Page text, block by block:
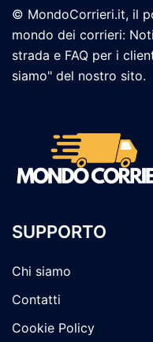
© MondoCorrieri.it, il
mondo dei corrieri:
strada e FAQ per i
siamo" del nostro sito.
SUPPORTO
Chi siamo
Contatti
Cookie Policy